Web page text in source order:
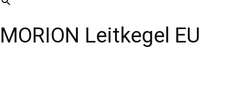
MORION Leitkegel EU